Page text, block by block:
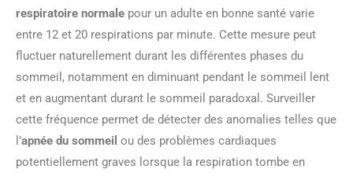
respiratoire normale pour un adulte en bonne santé varie
entre 12 et 20 respirations par minute. Cette mesure peut
fluctuer naturellement durant les différentes phases du
sommeil, notamment en diminuant pendant le sommeil lent
et en augmentant durant le sommeil paradoxal. Surveiller
cette fréquence permet de détecter des anomalies telles que
l’apnée du sommeil ou des problèmes cardiaques
potentiellement graves lorsque la respiration tombe en